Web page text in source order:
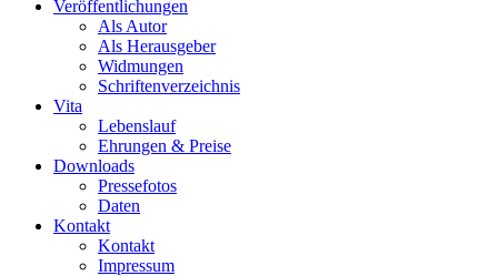
Veröffentlichungen
Als Autor
Als Herausgeber
Widmungen
Schriftenverzeichnis
Vita
Lebenslauf
Ehrungen & Preise
Downloads
Pressefotos
Daten
Kontakt
Kontakt
Impressum